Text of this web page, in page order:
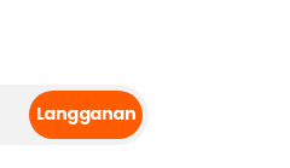
Langganan